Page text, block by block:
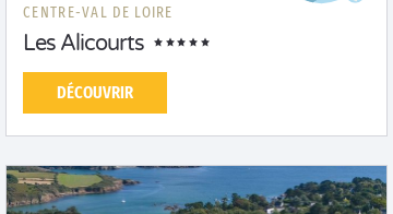
CENTRE-VAL DE LOIRE
Les Alicourts
DÉCOUVRIR